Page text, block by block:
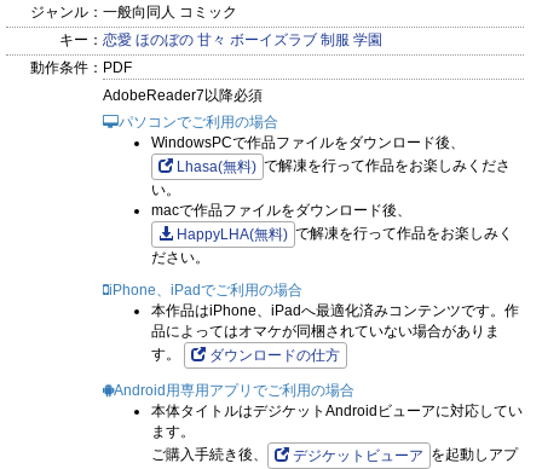
ジャンル： 一般向同人 コミック
キー： 恋愛 ほのぼの 甘々 ボーイズラブ 制服 学園
動作条件： PDF
AdobeReader7以降必須
パソコンでご利用の場合
WindowsPCで作品ファイルをダウンロード後、
Lhasa(無料) で解凍を行って作品をお楽しみくださ
い。
macで作品ファイルをダウンロード後、
HappyLHA(無料) で解凍を行って作品をお楽しみく
ださい。
iPhone、iPadでご利用の場合
本作品はiPhone、iPadへ最適化済みコンテンツです。作
品によってはオマケが同梱されていない場合がありま
す。
ダウンロードの仕方
Android用専用アプリでご利用の場合
本体タイトルはデジケットAndroidビューアに対応してい
ます。
ご購入手続き後、
デジケットビューア を起動しアプ